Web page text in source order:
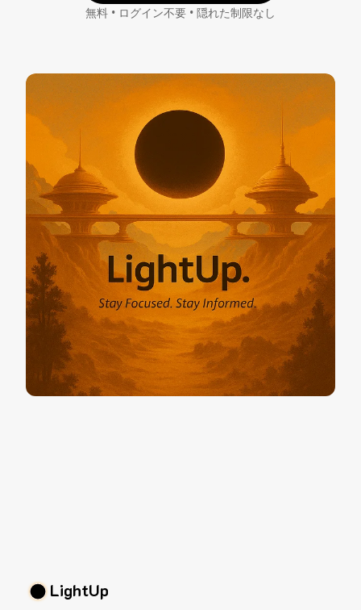
無料 • ログイン不要 • 隠れた制限なし
LightUp